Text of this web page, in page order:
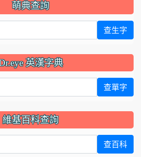
萌典查詢
查生字
英漢字典
查單字
維基百科查詢
查百科